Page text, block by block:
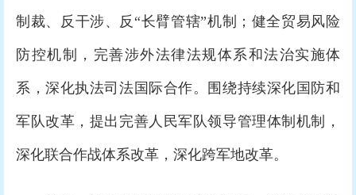
制裁、反干涉、反“长臂管辖”机制；健全贸易风险
防控机制，完善涉外法律法规体系和法治实施体
系，深化执法司法国际合作。围绕持续深化国防和
军队改革，提出完善人民军队领导管理体制机制，
深化联合作战体系改革，深化跨军地改革。